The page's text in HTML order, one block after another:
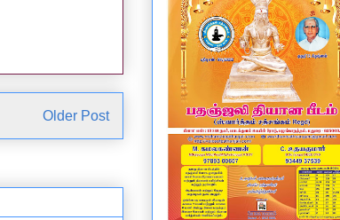
Older Post